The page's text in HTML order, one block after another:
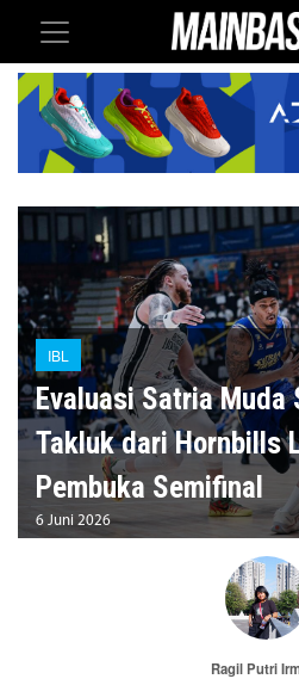
IBL
Evaluasi Satria Muda
Takluk dari Hornbills
Pembuka Semifinal
6 Juni 2026
Ragil Putri